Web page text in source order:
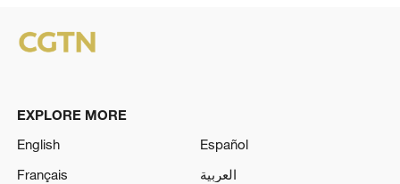
EXPLORE MORE
English
Español
Français
العربية